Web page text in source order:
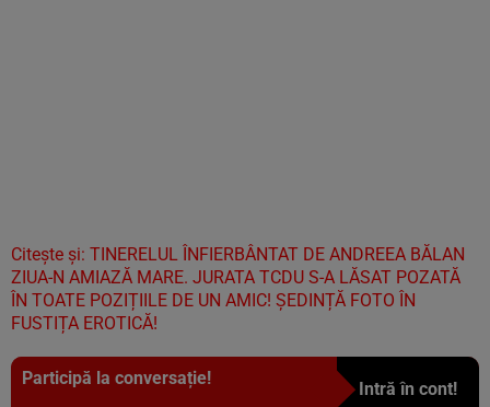
Citește și: TINERELUL ÎNFIERBÂNTAT DE ANDREEA BĂLAN
ZIUA-N AMIAZĂ MARE. JURATA TCDU S-A LĂSAT POZATĂ
ÎN TOATE POZIȚIILE DE UN AMIC! ȘEDINȚĂ FOTO ÎN
FUSTIȚA EROTICĂ!
Participă la conversație!
Intră în cont!